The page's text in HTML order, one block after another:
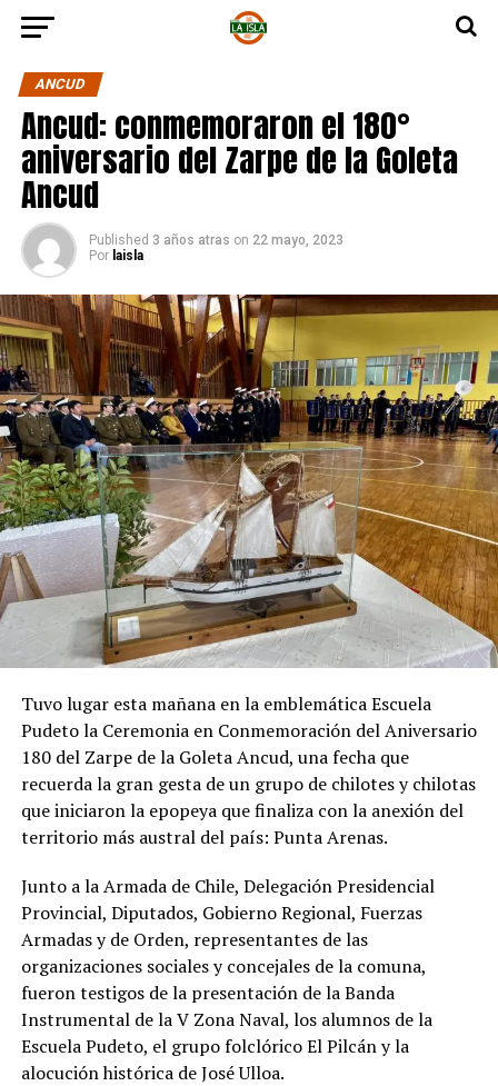
ANCUD
Ancud: conmemoraron el 180°
aniversario del Zarpe de la Goleta
Ancud
Published 3 años atras on 22 mayo, 2023
Por laisla
Tuvo lugar esta mañana en la emblemática Escuela
Pudeto la Ceremonia en Conmemoración del Aniversario
180 del Zarpe de la Goleta Ancud, una fecha que
recuerda la gran gesta de un grupo de chilotes y chilotas
que iniciaron la epopeya que finaliza con la anexión del
territorio más austral del país: Punta Arenas.
Junto a la Armada de Chile, Delegación Presidencial
Provincial, Diputados, Gobierno Regional, Fuerzas
Armadas y de Orden, representantes de las
organizaciones sociales y concejales de la comuna,
fueron testigos de la presentación de la Banda
Instrumental de la V Zona Naval, los alumnos de la
Escuela Pudeto, el grupo folclórico El Pilcán y la
alocución histórica de José Ulloa.